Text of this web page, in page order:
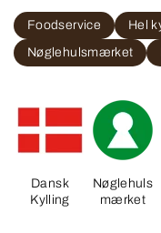
Foodservice Hel
Nøglehulsmærket
Dansk
Kylling
Nøglehuls
mærket